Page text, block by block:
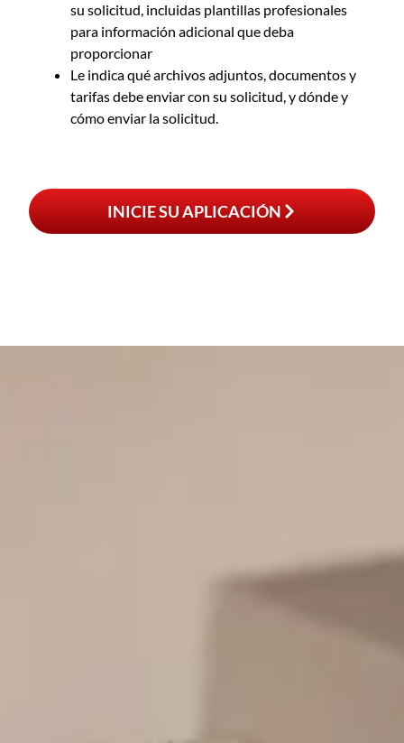
su solicitud, incluidas plantillas profesionales
para información adicional que deba
proporcionar
Le indica qué archivos adjuntos, documentos y
tarifas debe enviar con su solicitud, y dónde y
cómo enviar la solicitud.
INICIE SU APLICACIÓN